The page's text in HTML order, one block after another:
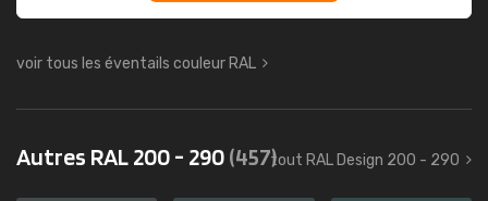
voir tous les éventails couleur RAL
Autres RAL 200 - 290(457)tout RAL Design 200 - 290